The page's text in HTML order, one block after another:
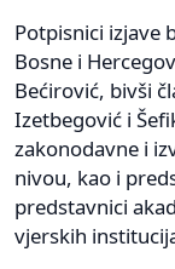
Potpisnici izjave
Bosne i
Bećirović, bivši
Izetbegović i
zakonodavne i
nivou, kao i
predstavnici
vjerskih